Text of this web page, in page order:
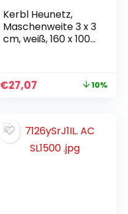
Kerbl Heunetz,
Maschenweite 3 x 3
cm, weiß, 160 x 100
€27,07 10%